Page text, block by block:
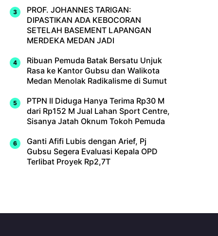
PROF. JOHANNES TARIGAN:
DIPASTIKAN ADA KEBOCORAN
SETELAH BASEMENT LAPANGAN
MERDEKA MEDAN JADI
Ribuan Pemuda Batak Bersatu Unjuk
Rasa ke Kantor Gubsu dan Walikota
Medan Menolak Radikalisme di Sumut
PTPN II Diduga Hanya Terima Rp30 M
dari Rp152 M Jual Lahan Sport Centre,
Sisanya Jatah Oknum Tokoh Pemuda
Ganti Afifi Lubis dengan Arief, Pj
Gubsu Segera Evaluasi Kepala OPD
Terlibat Proyek Rp2,7T